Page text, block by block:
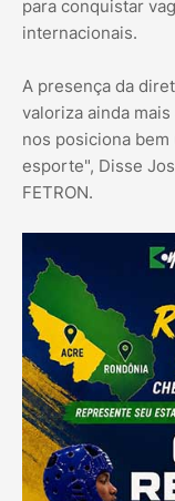
para conquistar
internacionais.
A presença da
valoriza ainda
nos posiciona
esporte", Disse
FETRON.